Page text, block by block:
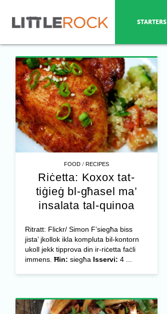
FOOD /RECIPES
Riċetta: Koxox tat-
tiġieġ bl-għasel ma’
insalata tal-quinoa
Ritratt: Flickr/ Simon F’siegħa biss
jista’ jkollok ikla kompluta bil-kontorn
ukoll jekk tipprova din ir-riċetta faċli
immens. Ħin: siegħa Isservi: 4 ...
STARTERS